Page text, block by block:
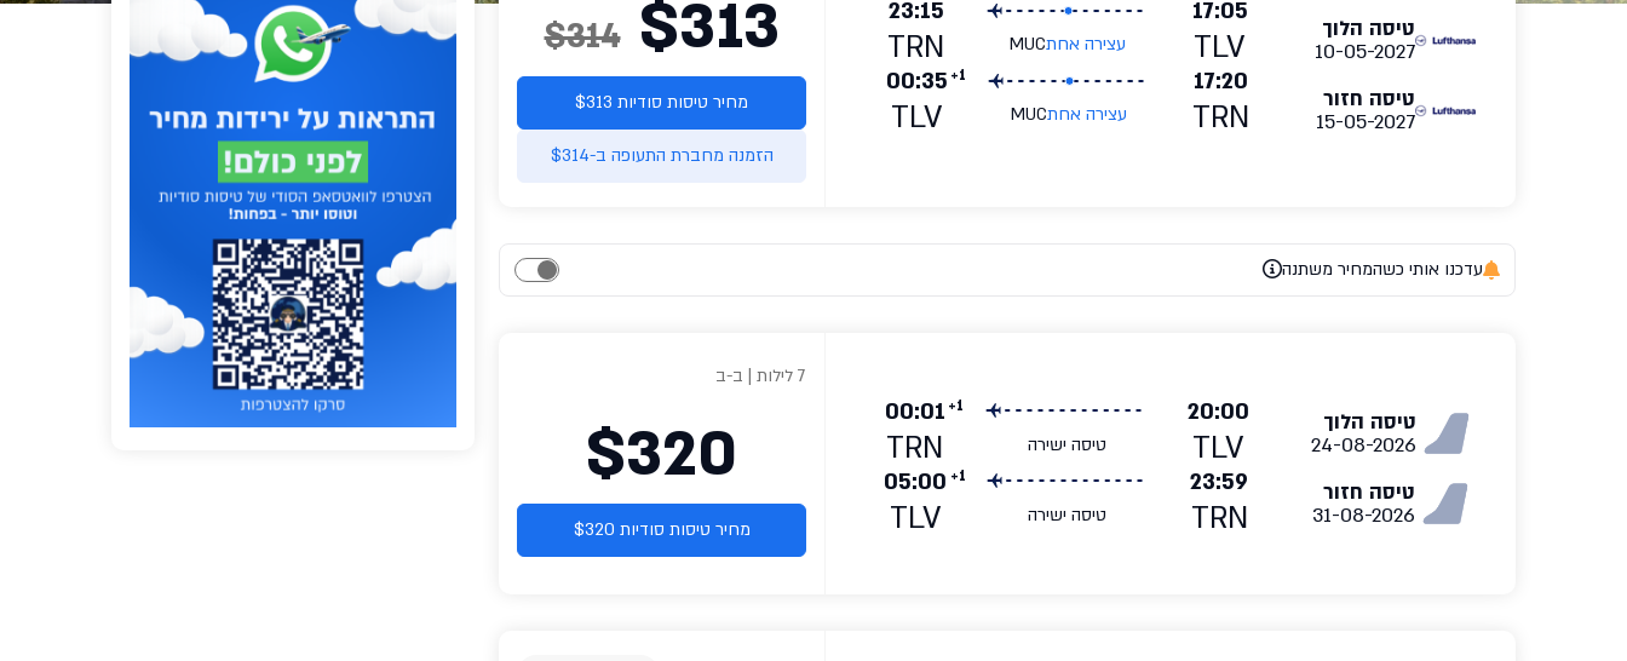
טיסה הלוך
10-05-2027
17:05
TLV עצירה אחתMUC
23:15
TRN
טיסה חזור
15-05-2027
17:20
TRN עצירה אחתMUC
00:35 +1
TLV
$313
$314
מחיר טיסות סודיות $313
הזמנה מחברת התעופה ב-$314
עדכנו אותי כשהמחיר משתנה
טיסה הלוך
24-08-2026
20:00
TLV טיסה ישירה
00:01 +1
TRN
טיסה חזור
31-08-2026
23:59
TRN טיסה ישירה
05:00 +1
TLV
$320
7 לילות | ב-ב
מחיר טיסות סודיות $320